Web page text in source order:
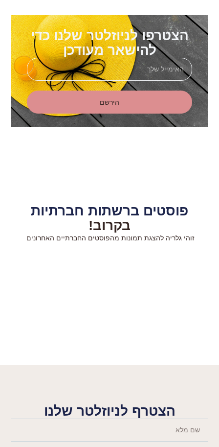
הצטרפו לניוזלטר שלנו כדי
להישאר מעודכן
הירשם
פוסטים ברשתות חברתיות
בקרוב!
זוהי גלריה להצגת תמונות מהפוסטים החברתיים האחרונים
הצטרף לניוזלטר שלנו